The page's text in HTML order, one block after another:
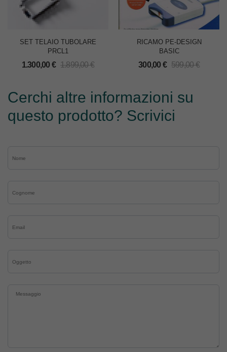
SET TELAIO TUBOLARE
PRCL1
1.300,00 € 1.899,00€
RICAMO PE-DESIGN
BASIC
300,00 € 599,00€
Cerchi altre informazioni su
questo prodotto? Scrivici